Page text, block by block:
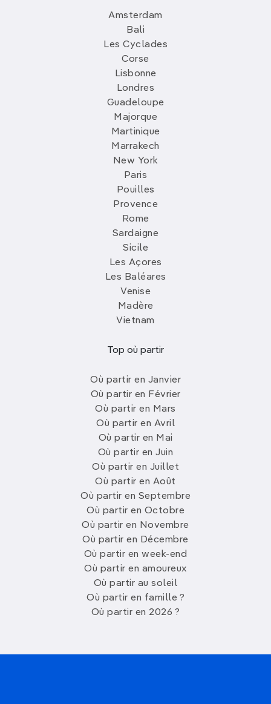
Amsterdam
Bali
Les Cyclades
Corse
Lisbonne
Londres
Guadeloupe
Majorque
Martinique
Marrakech
New York
Paris
Pouilles
Provence
Rome
Sardaigne
Sicile
Les Açores
Les Baléares
Venise
Madère
Vietnam
Top où partir
Où partir en Janvier
Où partir en Février
Où partir en Mars
Où partir en Avril
Où partir en Mai
Où partir en Juin
Où partir en Juillet
Où partir en Août
Où partir en Septembre
Où partir en Octobre
Où partir en Novembre
Où partir en Décembre
Où partir en week-end
Où partir en amoureux
Où partir au soleil
Où partir en famille ?
Où partir en 2026 ?